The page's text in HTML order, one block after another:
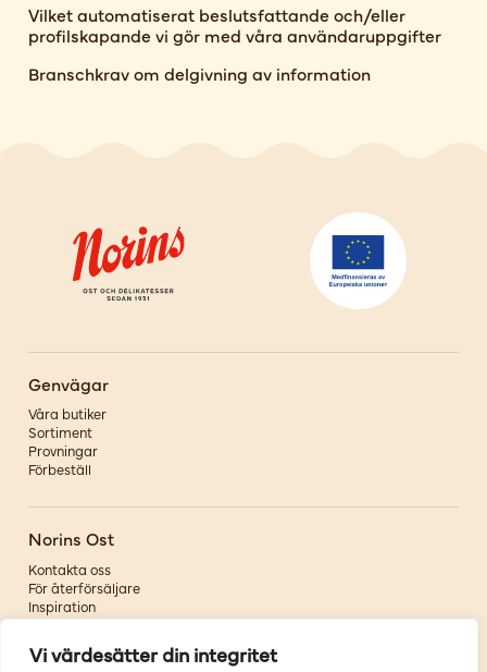
Vi värdesätter din integritet
Vilket automatiserat beslutsfattande och/eller
profilskapande vi gör med våra användaruppgifter
Branschkrav om delgivning av information
Genvägar
Våra butiker
Sortiment
Provningar
Förbeställ
Norins Ost
Kontakta oss
För återförsäljare
Inspiration
Om oss